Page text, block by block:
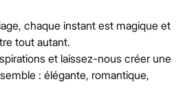
chaque instant est magique et
tout autant.
et laissez-nous créer une
: élégante, romantique,